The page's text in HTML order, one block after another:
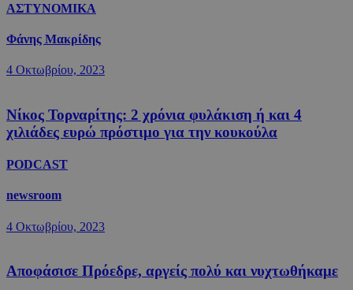
ΑΣΤΥΝΟΜΙΚΑ
Φάνης Μακρίδης
4 Οκτωβρίου, 2023
Νίκος Τορναρίτης: 2 χρόνια φυλάκιση ή και 4
χιλιάδες ευρώ πρόστιμο για την κουκούλα
PODCAST
newsroom
4 Οκτωβρίου, 2023
Αποφάσισε Πρόεδρε, αργείς πολύ και νυχτωθήκαμε